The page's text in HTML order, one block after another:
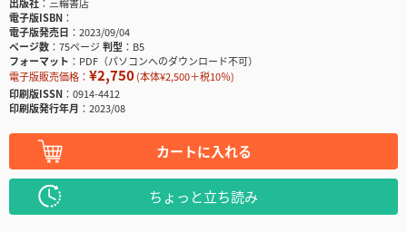
電子版ISBN
電子版発売日
2023/09/04
ページ数
75ページ判型
B5
フォーマット
PDF（パソコンへのダウンロード不可）
電子版販売価格： ¥2,750(本体¥2,500＋税10％)
印刷版ISSN
0914-4412
印刷版発行年月
2023/08
カートに入れる
ちょっと立ち読み